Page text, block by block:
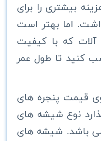
بیشتری را برای
اما بهتر است
آلات که با کیفیت
کنید تا طول عمر
قیمت پنجره های
نوع شیشه های
باشد. شیشه های